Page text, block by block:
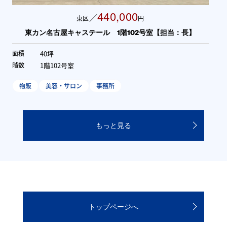
東区 ／440,000円
東カン名古屋キャステール 1階102号室【担当：長】
面積 40坪
階数 1階102号室
物販 美容・サロン 事務所
もっと見る
トップページへ